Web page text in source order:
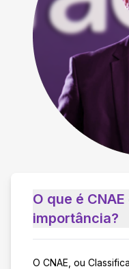
O que é
importância?
O CNAE, ou